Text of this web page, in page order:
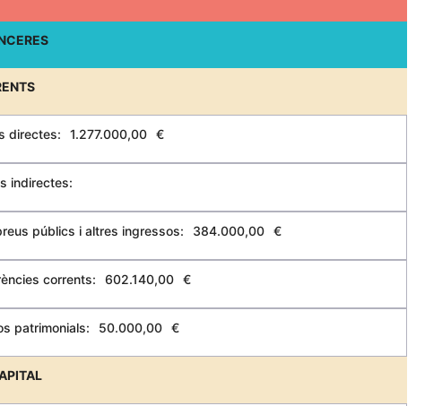
directes: 1.277.000,00 €
indirectes:
públics i altres ingressos: 384.000,00 €
corrents: 602.140,00 €
patrimonials: 50.000,00 €